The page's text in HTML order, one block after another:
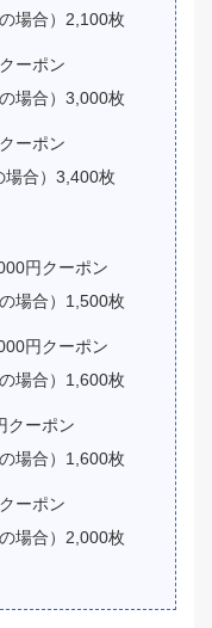
場合）2,100枚
ーポン
場合）3,000枚
ーポン
場合）3,400枚
円クーポン
場合）1,500枚
円クーポン
場合）1,600枚
クーポン
場合）1,600枚
ーポン
場合）2,000枚